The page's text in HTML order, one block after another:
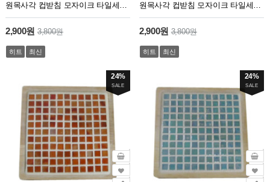
원목사각 컵받침 모자이크 타일세트 4번
2,900원 3,800원
히트 최신
원목사각 컵받침 모자이크 타일세트 3번
2,900원3,800원
히트 최신
24%
SALE
24%
SALE